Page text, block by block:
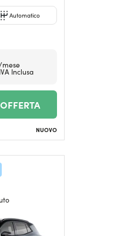
Automatico
/mese
IVA Inclusa
NUOVO